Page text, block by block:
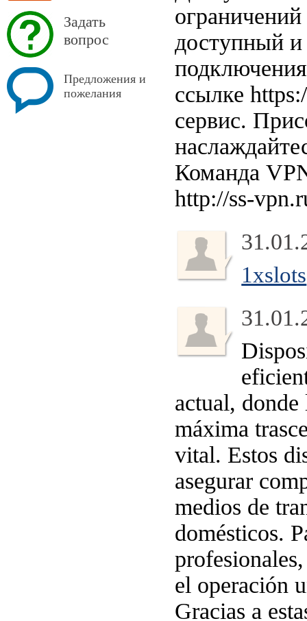
Задать
вопрос
Предложения и
пожелания
доступный
ссылке
сервис.
Команда
http://ss-
1xslots
actual,
máxima
vital. Estos
asegurar
medios de
domésticos.
el operación
Gracias a